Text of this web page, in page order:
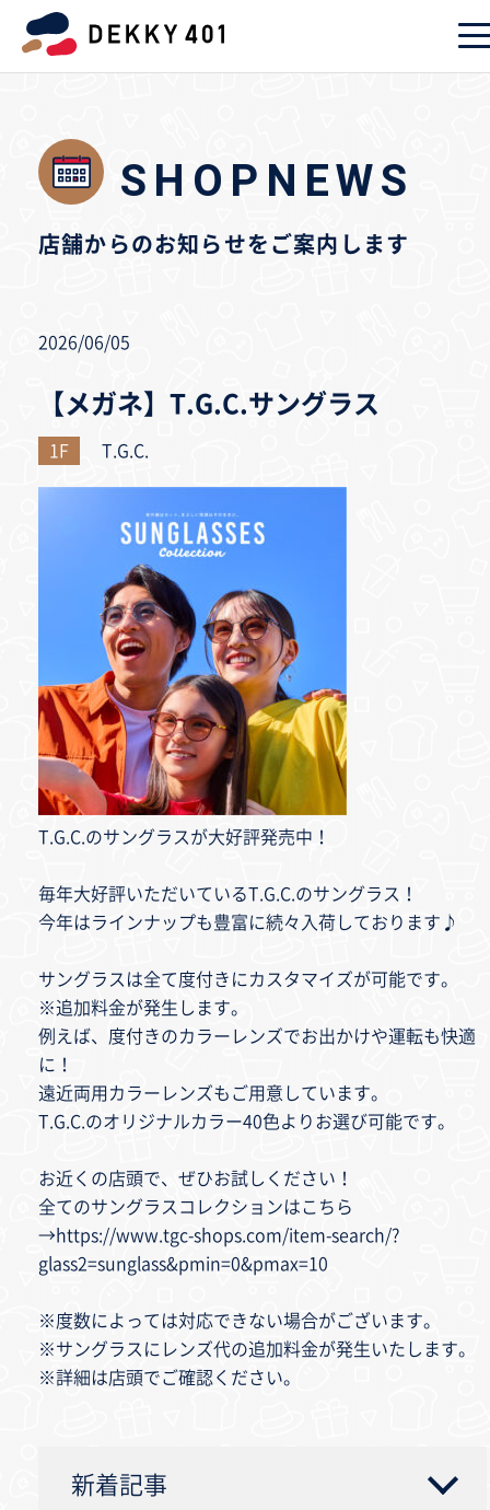
SHOPNEWS
店舗からのお知らせをご案内します
2026/06/05
【メガネ】T.G.C.サングラス
1F T.G.C.
T.G.C.のサングラスが大好評発売中！
毎年大好評いただいているT.G.C.のサングラス！
今年はラインナップも豊富に続々入荷しております♪
サングラスは全て度付きにカスタマイズが可能です。
※追加料金が発生します。
例えば、度付きのカラーレンズでお出かけや運転も快適
に！
遠近両用カラーレンズもご用意しています。
T.G.C.のオリジナルカラー40色よりお選び可能です。
お近くの店頭で、ぜひお試しください！
全てのサングラスコレクションはこちら
→https://www.tgc-shops.com/item-search/?
glass2=sunglass&pmin=0&pmax=10
※度数によっては対応できない場合がございます。
※サングラスにレンズ代の追加料金が発生いたします。
※詳細は店頭でご確認ください。
新着記事